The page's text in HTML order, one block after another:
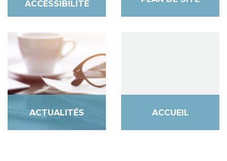
ACCESSIBILITÉ
ACTUALITÉS ACCUEIL